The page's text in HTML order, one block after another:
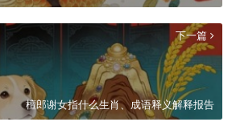
下一篇
檀郎谢女指什么生肖、成语释义解释报告